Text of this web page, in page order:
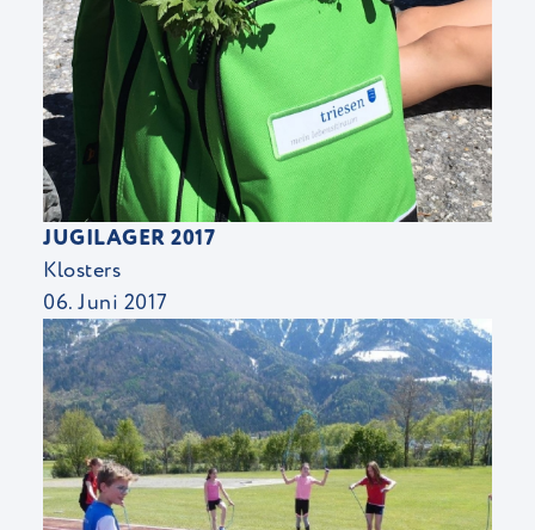
JUGILAGER 2017
Klosters
06. Juni 2017